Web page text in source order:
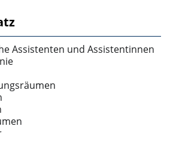
Assistenten und Assistentinnen